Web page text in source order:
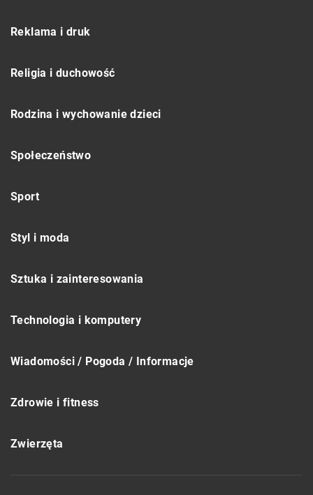
Reklama i druk
Religia i duchowość
Rodzina i wychowanie dzieci
Społeczeństwo
Sport
Styl i moda
Sztuka i zainteresowania
Technologia i komputery
Wiadomości / Pogoda / Informacje
Zdrowie i fitness
Zwierzęta